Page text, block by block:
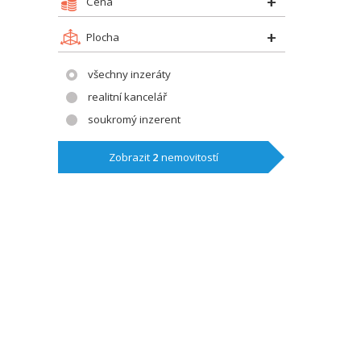
Plocha
všechny inzeráty
realitní kancelář
soukromý inzerent
Zobrazit 2 nemovitostí